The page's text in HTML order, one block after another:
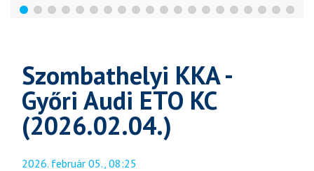
Szombathelyi KKA -
Győri Audi ETO KC
(2026.02.04.)
2026. február 05., 08:25